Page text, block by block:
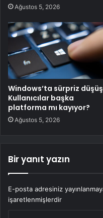
Ağustos 5, 2026
Windows’ta sürpriz
Kullanıcılar başka
platforma mı kayıyor?
Ağustos 5, 2026
Bir yanıt yazın
E-posta adresiniz
işaretlenmişlerdir